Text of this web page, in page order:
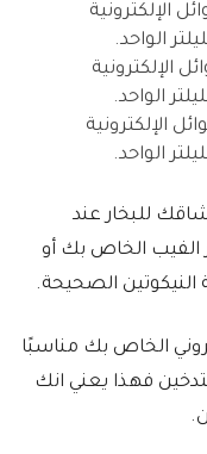
الإلكترونية
الإلكترونية
الإلكترونية
للبخار عند
الفيب الخاص بك أو
الصحيحة.
الخاص بك مناسبًا
فهذا يعني انك